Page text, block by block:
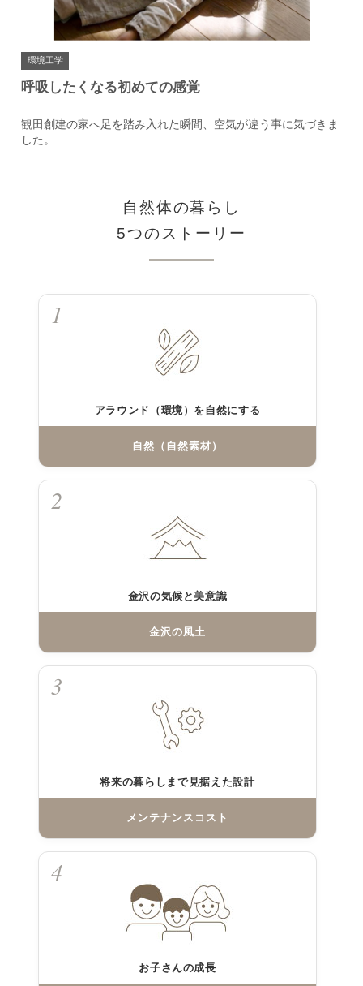
きま
環境工学
静寂（シーン）の中で聞こえる音
本当に環境に適合した住まいは、「シーン」という音が聞こ
自然体の暮らし
5つのストーリー
1
アラウンド（環境）を自然にする
自然（自然素材）
2
金沢の気候と美意識
金沢の風土
3
将来の暮らしまで見据えた設計
メンテナンスコスト
4
お子さんの成長